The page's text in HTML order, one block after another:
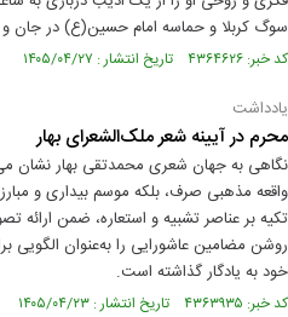
سوگ کربلا و حماسه امام حسین(ع) در جان
کد خبر: ۴۳۶۴۶۲۶ تاریخ انتشار : ۱۴۰۵/۰۴/۲۷
یادداشت
محرم در آیینه شعر ملک‌الشعرای بهار
نگاهی به جهان شعری محمدتقی بهار نشان
واقعه مذهبی صرف، بلکه موسم بیداری و
تکیه بر عناصر تشبیه و استعاره، ضمن ارائه
روشن مضامین عاشورایی را به‌عنوان الگویی
خود به یادگار گذاشته است.
کد خبر: ۴۳۶۳۹۳۵ تاریخ انتشار : ۱۴۰۵/۰۴/۲۳